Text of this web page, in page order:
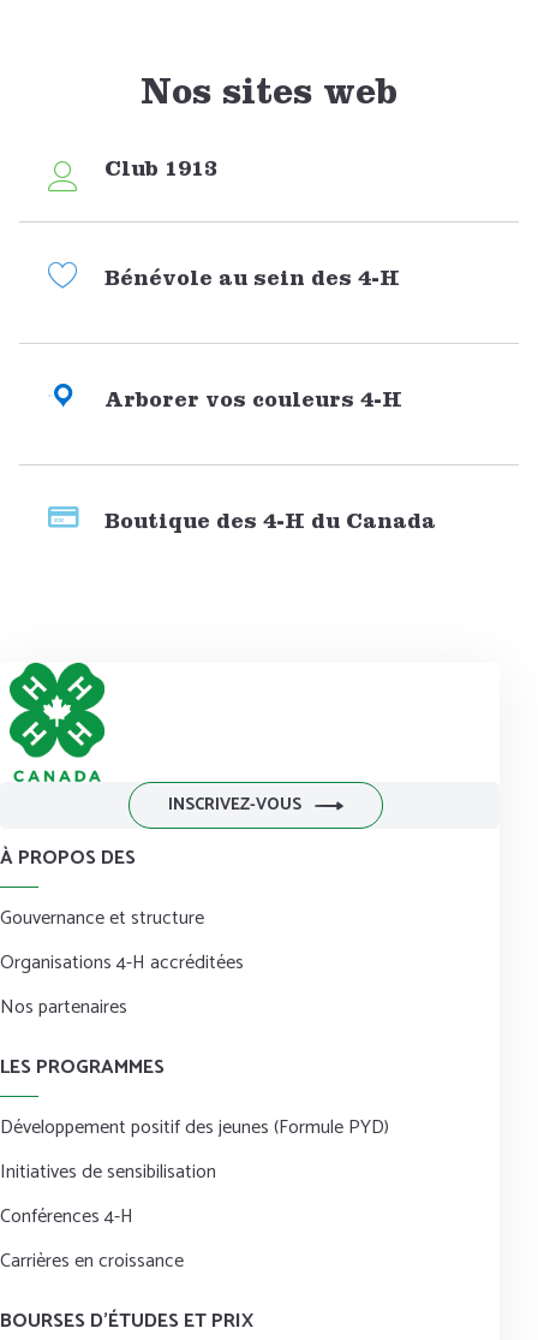
Nos sites web
Club 1913
Bénévole au sein des 4-H
Arborer vos couleurs 4-H
Boutique des 4-H du Canada
INSCRIVEZ-VOUS
À PROPOS DES
Gouvernance et structure
Organisations 4-H accréditées
Nos partenaires
LES PROGRAMMES
Développement positif des jeunes (Formule PYD)
Initiatives de sensibilisation
Conférences 4-H
Carrières en croissance
BOURSES D’ÉTUDES ET PRIX